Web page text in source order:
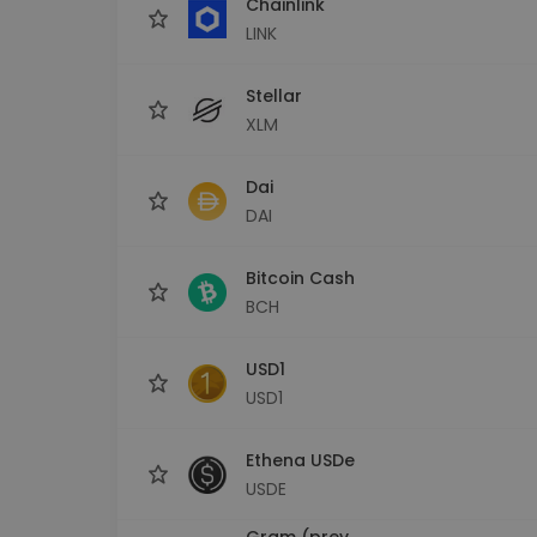
LINK
Stellar
XLM
Dai
DAI
Bitcoin Cash
BCH
USD1
USD1
Ethena USDe
USDE